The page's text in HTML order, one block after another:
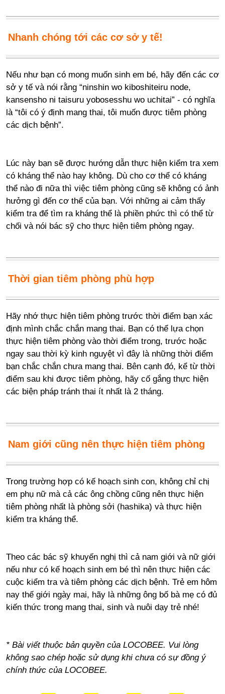
Nhanh chóng tới các cơ sở y tế!
Nếu như bạn có mong muốn sinh em bé, hãy đến các cơ
sở y tế và nói rằng “ninshin wo kiboshiteiru node,
kansensho ni taisuru yobosesshu wo uchitai” - có nghĩa
là “tôi có ý định mang thai, tôi muốn được tiêm phòng
các dịch bệnh”.
Lúc này bạn sẽ được hướng dẫn thực hiện kiểm tra xem
có kháng thể nào hay không. Dù cho cơ thể có kháng
thể nào đi nữa thì việc tiêm phòng cũng sẽ không có ảnh
hưởng gì đến cơ thể của bạn. Với những ai cảm thấy
kiểm tra để tìm ra kháng thể là phiền phức thì có thể từ
chối và nói bác sỹ cho thực hiện tiêm phòng ngay.
Thời gian tiêm phòng phù hợp
Hãy nhớ thực hiện tiêm phòng trước thời điểm bạn xác
định mình chắc chắn mang thai. Bạn có thể lựa chọn
thực hiện tiêm phòng vào thời điểm trong, trước hoặc
ngay sau thời kỳ kinh nguyệt vì đây là những thời điểm
bạn chắc chắn chưa mang thai. Bên cạnh đó, kể từ thời
điểm sau khi được tiêm phòng, hãy cố gắng thực hiện
các biện pháp tránh thai ít nhất là 2 tháng.
Nam giới cũng nên thực hiện tiêm phòng
Trong trường hợp có kế hoạch sinh con, không chỉ chị
em phụ nữ mà cả các ông chồng cũng nên thực hiện
tiêm phòng nhất là phòng sởi (hashika) và thực hiện
kiểm tra kháng thể.
Theo các bác sỹ khuyến nghị thì cả nam giới và nữ giới
nếu như có kế hoạch sinh em bé thì nên thực hiện các
cuộc kiểm tra và tiêm phòng các dịch bệnh. Trẻ em hôm
nay thế giới ngày mai, hãy là những ông bố bà mẹ có đủ
kiến thức trong mang thai, sinh và nuôi dạy trẻ nhé!
* Bài viết thuộc bản quyền của LOCOBEE. Vui lòng
không sao chép hoặc sử dụng khi chưa có sự đồng ý
chính thức của LOCOBEE.